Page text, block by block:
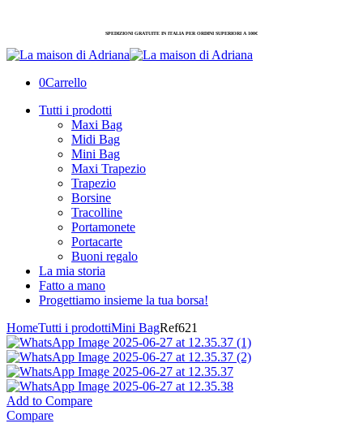
SPEDIZIONI GRATUITE IN ITALIA PER ORDINI SUPERIORI A 100€
0Carrello
Tutti i prodotti
Maxi Bag
Midi Bag
Mini Bag
Maxi Trapezio
Trapezio
Borsine
Tracolline
Portamonete
Portacarte
Buoni regalo
La mia storia
Fatto a mano
Progettiamo insieme la tua borsa!
HomeTutti i prodottiMini BagRef621
Add to Compare
Compare